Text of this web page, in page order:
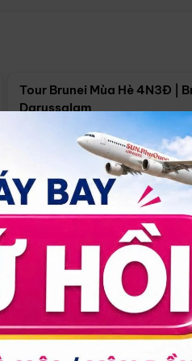
Tour Brunei Mùa Hè 4N3Đ |
Darussalam
Hồ Chí Minh 4N3Đ
30/08 17/09 24/09
14.499.000đ Xem chi